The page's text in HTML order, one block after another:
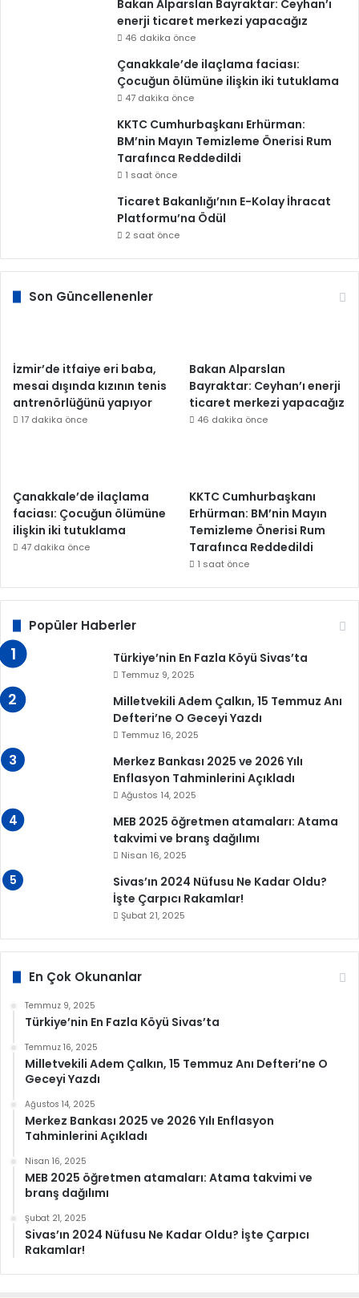
Bakan Alparslan Bayraktar: Ceyhan’ı
enerji ticaret merkezi yapacağız
46 dakika önce
Çanakkale’de ilaçlama faciası:
Çocuğun ölümüne ilişkin iki tutuklama
47 dakika önce
KKTC Cumhurbaşkanı Erhürman:
BM’nin Mayın Temizleme Önerisi Rum
Tarafınca Reddedildi
1 saat önce
Ticaret Bakanlığı’nın E-Kolay İhracat
Platformu’na Ödül
2 saat önce
Son Güncellenenler
İzmir’de itfaiye eri baba,
mesai dışında kızının tenis
antrenörlüğünü yapıyor
17 dakika önce
Bakan Alparslan
Bayraktar: Ceyhan’ı enerji
ticaret merkezi yapacağız
46 dakika önce
Çanakkale’de ilaçlama
faciası: Çocuğun ölümüne
ilişkin iki tutuklama
47 dakika önce
KKTC Cumhurbaşkanı
Erhürman: BM’nin Mayın
Temizleme Önerisi Rum
Tarafınca Reddedildi
1 saat önce
Popüler Haberler
Türkiye’nin En Fazla Köyü Sivas’ta
Temmuz 9, 2025
Milletvekili Adem Çalkın, 15 Temmuz Anı
Defteri’ne O Geceyi Yazdı
Temmuz 16, 2025
Merkez Bankası 2025 ve 2026 Yılı
Enflasyon Tahminlerini Açıkladı
Ağustos 14, 2025
MEB 2025 öğretmen atamaları: Atama
takvimi ve branş dağılımı
Nisan 16, 2025
Sivas’ın 2024 Nüfusu Ne Kadar Oldu?
İşte Çarpıcı Rakamlar!
Şubat 21, 2025
En Çok Okunanlar
Temmuz 9, 2025
Türkiye’nin En Fazla Köyü Sivas’ta
Temmuz 16, 2025
Milletvekili Adem Çalkın, 15 Temmuz Anı Defteri’ne O
Geceyi Yazdı
Ağustos 14, 2025
Merkez Bankası 2025 ve 2026 Yılı Enflasyon
Tahminlerini Açıkladı
Nisan 16, 2025
MEB 2025 öğretmen atamaları: Atama takvimi ve
branş dağılımı
Şubat 21, 2025
Sivas’ın 2024 Nüfusu Ne Kadar Oldu? İşte Çarpıcı
Rakamlar!